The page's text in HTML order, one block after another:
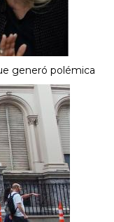
generó polémica